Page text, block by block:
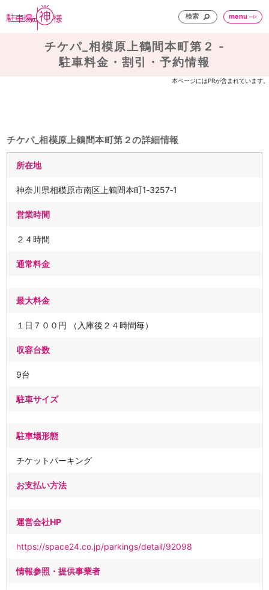
検索 menu
チケパ_相模原上鶴間本町第２ -
駐車料金・割引・予約情報
本ページにはPRが含まれています。
チケパ_相模原上鶴間本町第２の詳細情報
所在地
神奈川県相模原市南区上鶴間本町1‐3257‐1
営業時間
２４時間
通常料金
最大料金
１日７００円 （入庫後２４時間毎）
収容台数
9台
駐車サイズ
駐車場形態
チケットパーキング
お支払い方法
運営会社HP
https://space24.co.jp/parkings/detail/92098
情報参照・提供事業者